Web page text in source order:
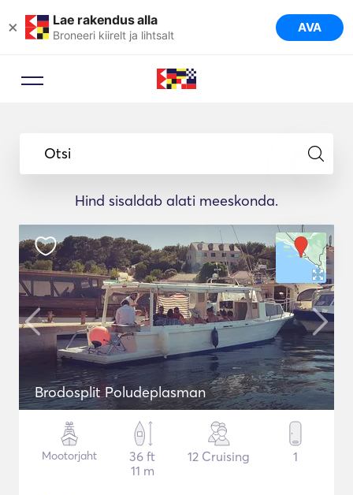
× Lae rakendus alla
Broneeri kiirelt ja lihtsalt AVA
Otsi
Hind sisaldab alati meeskonda.
Brodosplit Poludeplasman
Mootorjaht
36 ft
11 m
12 Cruising 1